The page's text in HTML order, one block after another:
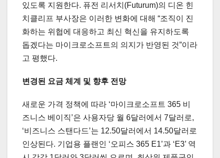
있도록 지원한다. 퓨전 리서치(Futurum)의 디온 힌
치클리프 부사장은 이러한 변화에 대해 “조직이 진
화하는 위협에 대응하고 최신 혁신을 유지하도록
돕겠다는 마이크로소프트의 의지가 반영된 것”이라
고 평했다.
변경된 요금 체계 및 향후 전망
새로운 가격 정책에 따라 ‘마이크로소프트 365 비
즈니스 베이직’은 사용자당 월 6달러에서 7달러로,
‘비즈니스 스탠다드’는 12.50달러에서 14.50달러로
인상된다. 기업용 플랜인 ‘오피스 365 E1’과 ‘E3’ 역